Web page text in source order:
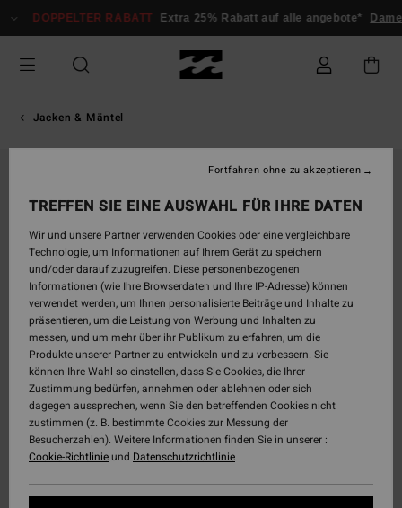
zur
springen
DOPPELTER RABATT Extra 25% Rabatt auf alle angebote* Damen
Jacken & Mäntel
TREFFEN SIE EINE AUSWAHL FÜR IHRE DATEN
Wir und unsere Partner verwenden Cookies oder eine vergleichbare
Technologie, um Informationen auf Ihrem Gerät zu speichern
und/oder darauf zuzugreifen. Diese personenbezogenen
Informationen (wie Ihre Browserdaten und Ihre IP-Adresse) können
verwendet werden, um Ihnen personalisierte Beiträge und Inhalte zu
präsentieren, um die Leistung von Werbung und Inhalten zu
messen, und um mehr über ihr Publikum zu erfahren, um die
Produkte unserer Partner zu entwickeln und zu verbessern. Sie
können Ihre Wahl so einstellen, dass Sie Cookies, die Ihrer
Zustimmung bedürfen, annehmen oder ablehnen oder sich
dagegen aussprechen, wenn Sie den betreffenden Cookies nicht
zustimmen (z. B. bestimmte Cookies zur Messung der
Besucherzahlen). Weitere Informationen finden Sie in unserer :
Cookie-Richtlinieund Datenschutzrichtlinie
Fortfahren ohne zu akzeptieren